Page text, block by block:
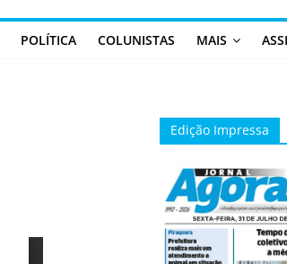
POLÍTICA COLUNISTAS MAIS
Edição Impressa